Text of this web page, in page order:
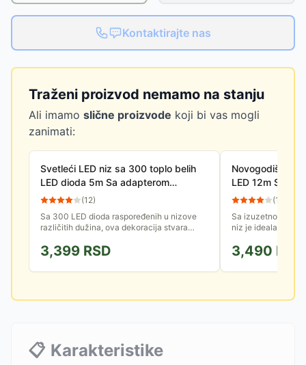
Kontaktirajte nas
Traženi proizvod nemamo na stanju
Ali imamo slične proizvode koji bi vas mogli
zanimati:
Svetleći LED niz sa 300 toplo belih
LED dioda 5m Sa adapterom
KKF300D5M
(12)
Sa 300 LED dioda raspoređenih u nizove
različitih dužina, ova dekoracija stvara
belu svetlost, dok...
3,399 RSD
Novogodišnje
LED 12m Sa
D4AM23 (11
Sa izuzetnom
niz je idealan za
baštenskih ograda
3,490 RSD
📋 Karakteristike